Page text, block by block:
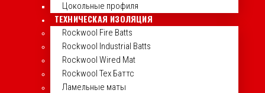
Цокольные профиля
ТЕХНИЧЕСКАЯ ИЗОЛЯЦИЯ
Rockwool Fire Batts
Rockwool Industrial Batts
Rockwool Wired Mat
Rockwool Тех Баттс
Ламельные маты